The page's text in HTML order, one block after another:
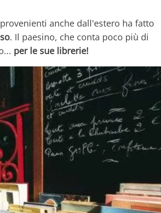
anche dall'estero ha fatto
. Il paesino, che conta poco più di
per le sue librerie!